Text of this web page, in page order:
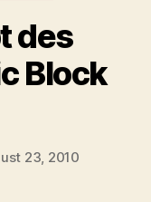
des
Block
23, 2010